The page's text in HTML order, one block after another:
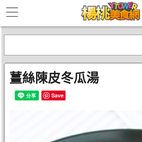
薑絲陳皮冬瓜湯
Save